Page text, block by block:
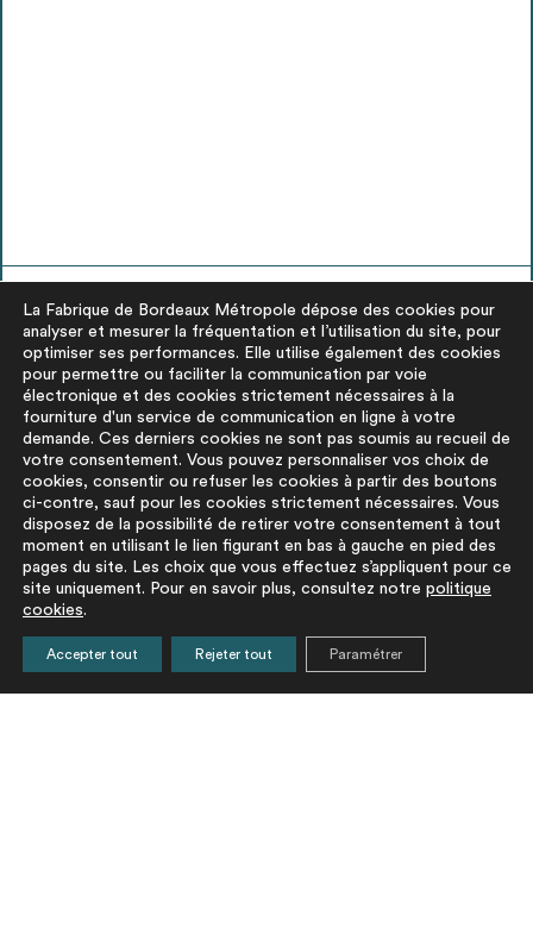
Restez informés de nos actualités
En cochant cette case vous acceptez que votre adresse
La Fabrique de Bordeaux Métropole dépose des cookies pour
analyser et mesurer la fréquentation et l’utilisation du site, pour
optimiser ses performances. Elle utilise également des cookies
pour permettre ou faciliter la communication par voie
électronique et des cookies strictement nécessaires à la
fourniture d'un service de communication en ligne à votre
demande. Ces derniers cookies ne sont pas soumis au recueil de
votre consentement. Vous pouvez personnaliser vos choix de
cookies, consentir ou refuser les cookies à partir des boutons
ci-contre, sauf pour les cookies strictement nécessaires. Vous
disposez de la possibilité de retirer votre consentement à tout
moment en utilisant le lien figurant en bas à gauche en pied des
pages du site. Les choix que vous effectuez s’appliquent pour ce
site uniquement. Pour en savoir plus, consultez notre politique
cookies.
Accepter tout Rejeter tout Paramétrer